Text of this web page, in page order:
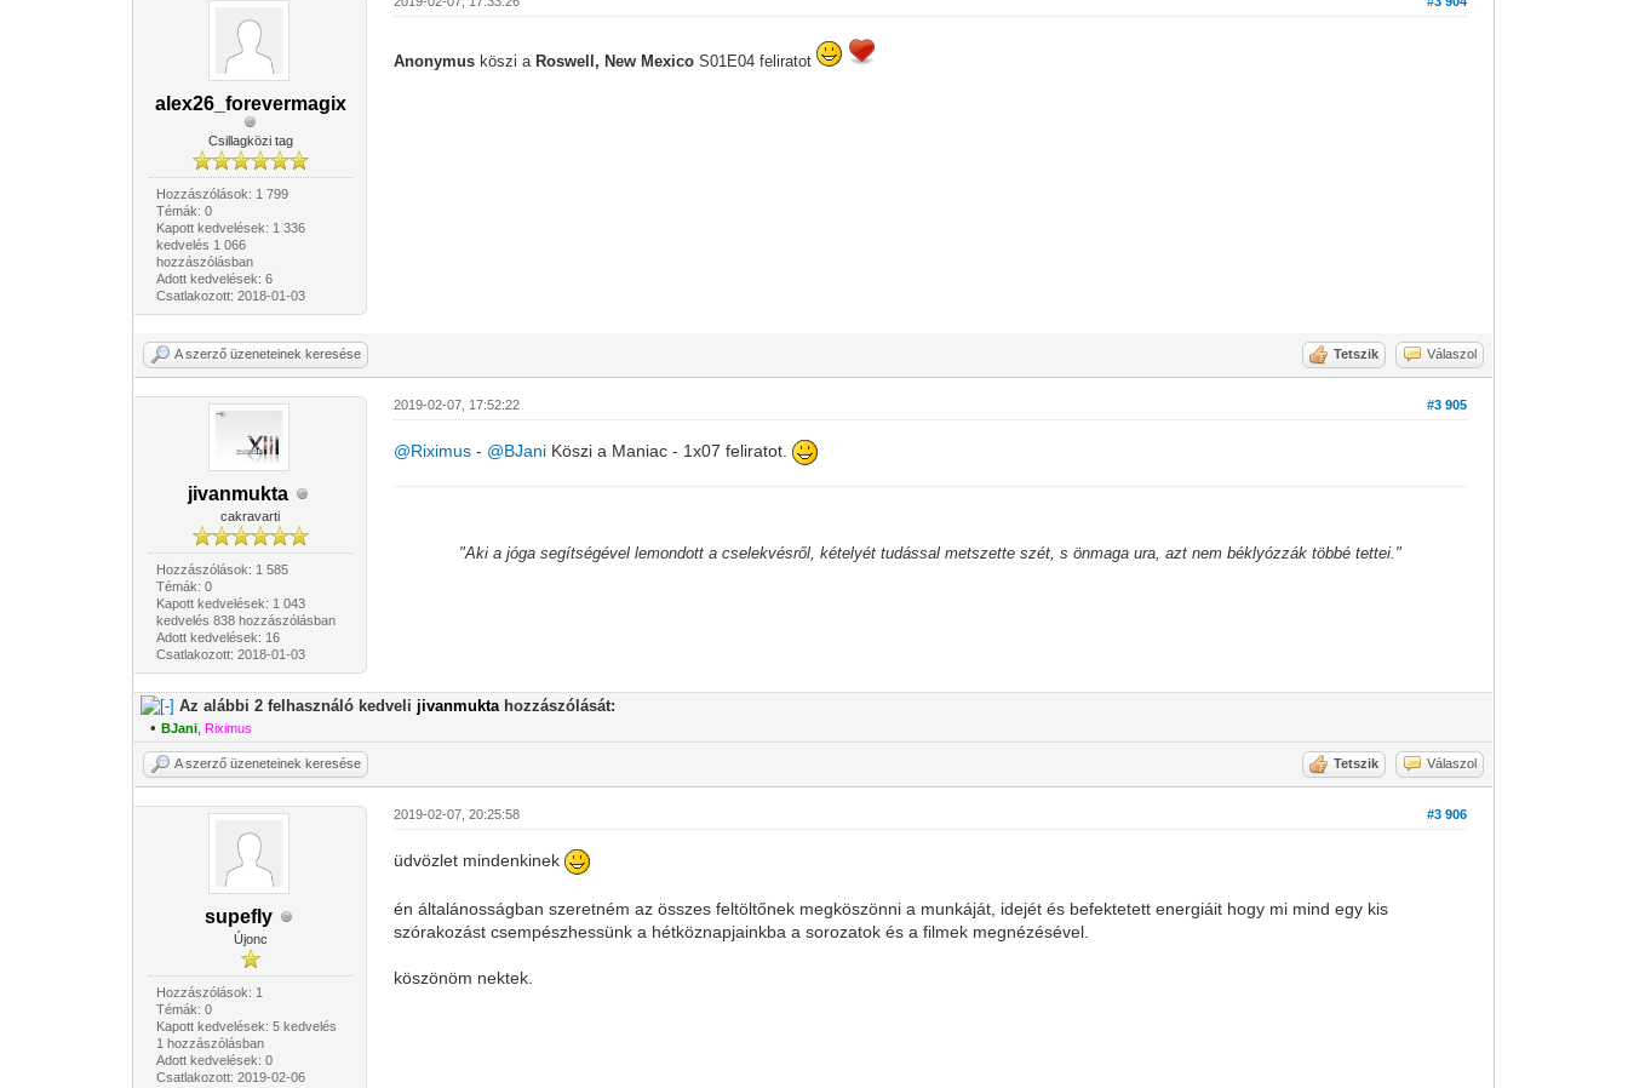
alex26_forevermagix
Csillagközi tag
Hozzászólások: 1 799
Témák: 0
Kapott kedvelések: 1 336
kedvelés 1 066
hozzászólásban
Adott kedvelések: 6
Csatlakozott: 2018-01-03
Anonymus köszi a Roswell, New MexicoS01E04 feliratot
A szerző üzeneteinek keresése Tetszik Válaszol
jivanmukta
cakravarti
Hozzászólások: 1 585
Témák: 0
Kapott kedvelések: 1 043
kedvelés 838 hozzászólásban
Adott kedvelések: 16
Csatlakozott: 2018-01-03
#3 905
2019-02-07, 17:52:22
@Riximus - @BJani Köszi a Maniac - 1x07 feliratot.
"Aki a jóga segítségével lemondott a cselekvésről, kételyét tudással metszette szét, s önmaga ura, azt nem béklyózzák többé tettei."
Az alábbi 2 felhasználó kedveli jivanmuktahozzászólását:
•BJani Riximus
A szerző üzeneteinek keresése Tetszik Válaszol
supefly
Újonc
Hozzászólások: 1
Témák: 0
Kapott kedvelések: 5 kedvelés
1 hozzászólásban
Adott kedvelések: 0
Csatlakozott: 2019-02-06
#3 906
2019-02-07, 20:25:58
üdvözlet mindenkinek
én általánosságban szeretném az összes feltöltőnek megköszönni a munkáját, idejét és befektetett energiáit hogy mi mind egy kis
szórakozást csempészhessünk a hétköznapjainkba a sorozatok és a filmek megnézésével.
köszönöm nektek.